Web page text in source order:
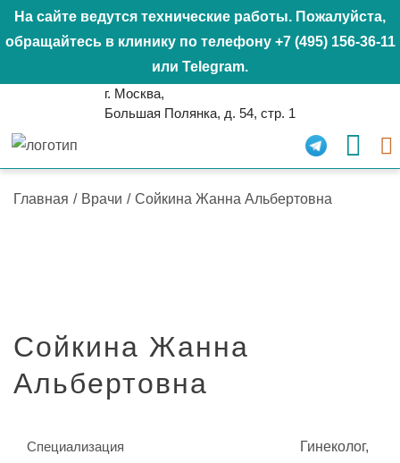
На сайте ведутся технические работы. Пожалуйста,
обращайтесь в клинику по телефону +7 (495) 156-36-11
или Telegram.
г. Москва,
Большая Полянка, д. 54, стр. 1
Главная / Врачи / Сойкина Жанна Альбертовна
Сойкина Жанна
Альбертовна
Специализация
Гинеколог